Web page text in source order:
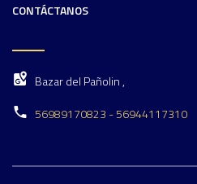
CONTÁCTANOS
Bazar del Pañolin ,
56989170823 - 56944117310